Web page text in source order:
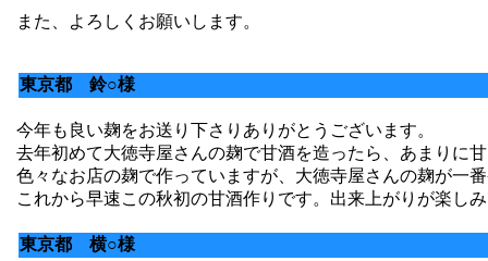
また、よろしくお願いします。
東京都 鈴○様
今年も良い麹をお送り下さりありがとうございます。
去年初めて大徳寺屋さんの麹で甘酒を造ったら、あまりに
色々なお店の麹で作っていますが、大徳寺屋さんの麹が一
これから早速この秋初の甘酒作りです。出来上がりが楽し
東京都 横○様